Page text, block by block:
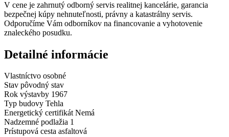
V cene je zahrnutý odborný servis realitnej kancelárie, garancia
bezpečnej kúpy nehnuteľnosti, právny a katastrálny servis.
Odporučíme Vám odborníkov na financovanie a vyhotovenie
znaleckého posudku.
Detailné informácie
Vlastníctvo osobné
Stav pôvodný stav
Rok výstavby 1967
Typ budovy Tehla
Energetický certifikát Nemá
Nadzemné podlažia 1
Prístupová cesta asfaltová